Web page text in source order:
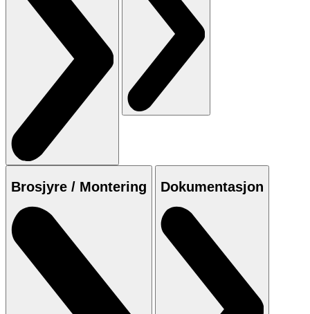
Brosjyre / Montering Dokumentasjon